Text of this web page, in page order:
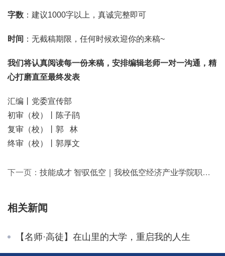
字数 ：建议1000字以上，真诚完整即可
时间 ：无截稿期限，任何时候欢迎你的来稿~
我们将认真阅读每一份来稿，安排编辑老师一对一沟通，精
心打磨直至最终发表
汇编丨党委宣传部
初审（校）丨陈子鹃
复审（校）丨郭 林
终审（校）丨郭厚文
下一页： 技能成才 智驭低空｜我校低空经济产业学院职业教育活动周启幕
相关新闻
【名师·高徒】在山里的大学，重启我的人生